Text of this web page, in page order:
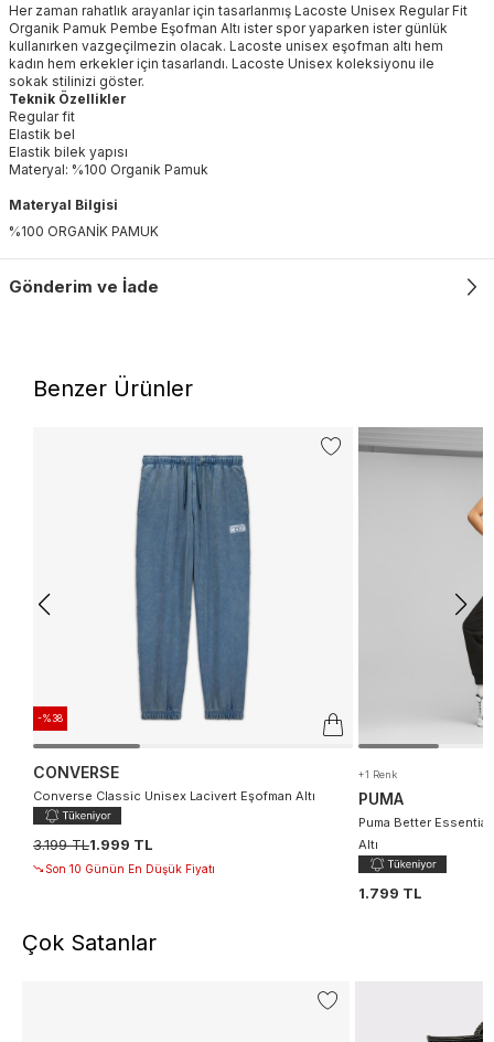
Her zaman rahatlık arayanlar için tasarlanmış Lacoste Unisex Regular Fit
Organik Pamuk Pembe Eşofman Altı ister spor yaparken ister günlük
kullanırken vazgeçilmezin olacak. Lacoste unisex eşofman altı hem
kadın hem erkekler için tasarlandı. Lacoste Unisex koleksiyonu ile
sokak stilinizi göster.
Teknik Özellikler
Regular fit
Elastik bel
Elastik bilek yapısı
Materyal: %100 Organik Pamuk
Materyal Bilgisi
%100 ORGANİK PAMUK
Gönderim ve İade
Benzer Ürünler
-%38
CONVERSE
Converse Classic Unisex Lacivert Eşofman Altı
3.199 TL1.999 TL
Son 10 Günün En Düşük Fiyatı
+1 Renk
PUMA
Puma Better
Altı
1.799 TL
Çok Satanlar